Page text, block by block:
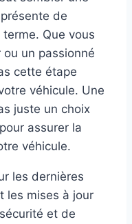
de
Que vous
un passionné
cette étape
véhicule. Une
juste un choix
assurer la
véhicule.
les dernières
les mises à jour
et de